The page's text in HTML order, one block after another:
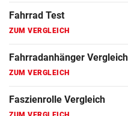
Fahrrad Test
ZUM VERGLEICH
Fahrradanhänger Vergleich
ZUM VERGLEICH
Faszienrolle Vergleich
ZUM VERGLEICH